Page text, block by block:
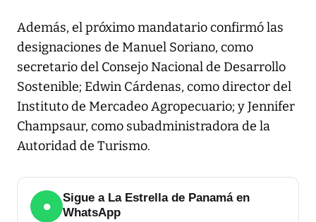
Además, el próximo mandatario confirmó las
designaciones de Manuel Soriano, como
secretario del Consejo Nacional de Desarrollo
Sostenible; Edwin Cárdenas, como director del
Instituto de Mercadeo Agropecuario; y Jennifer
Champsaur, como subadministradora de la
Autoridad de Turismo.
●
Sigue a La Estrella de Panamá en
WhatsApp